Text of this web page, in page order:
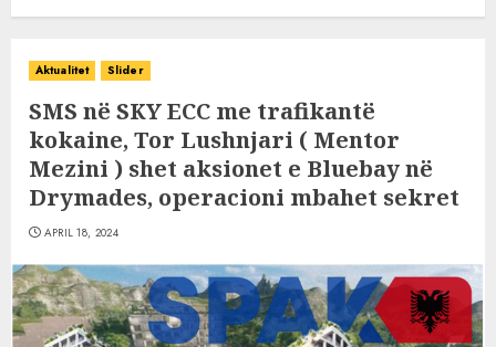
Aktualitet Slider
SMS në SKY ECC me trafikantë
kokaine, Tor Lushnjari ( Mentor
Mezini ) shet aksionet e Bluebay në
Drymades, operacioni mbahet sekret
APRIL 18, 2024